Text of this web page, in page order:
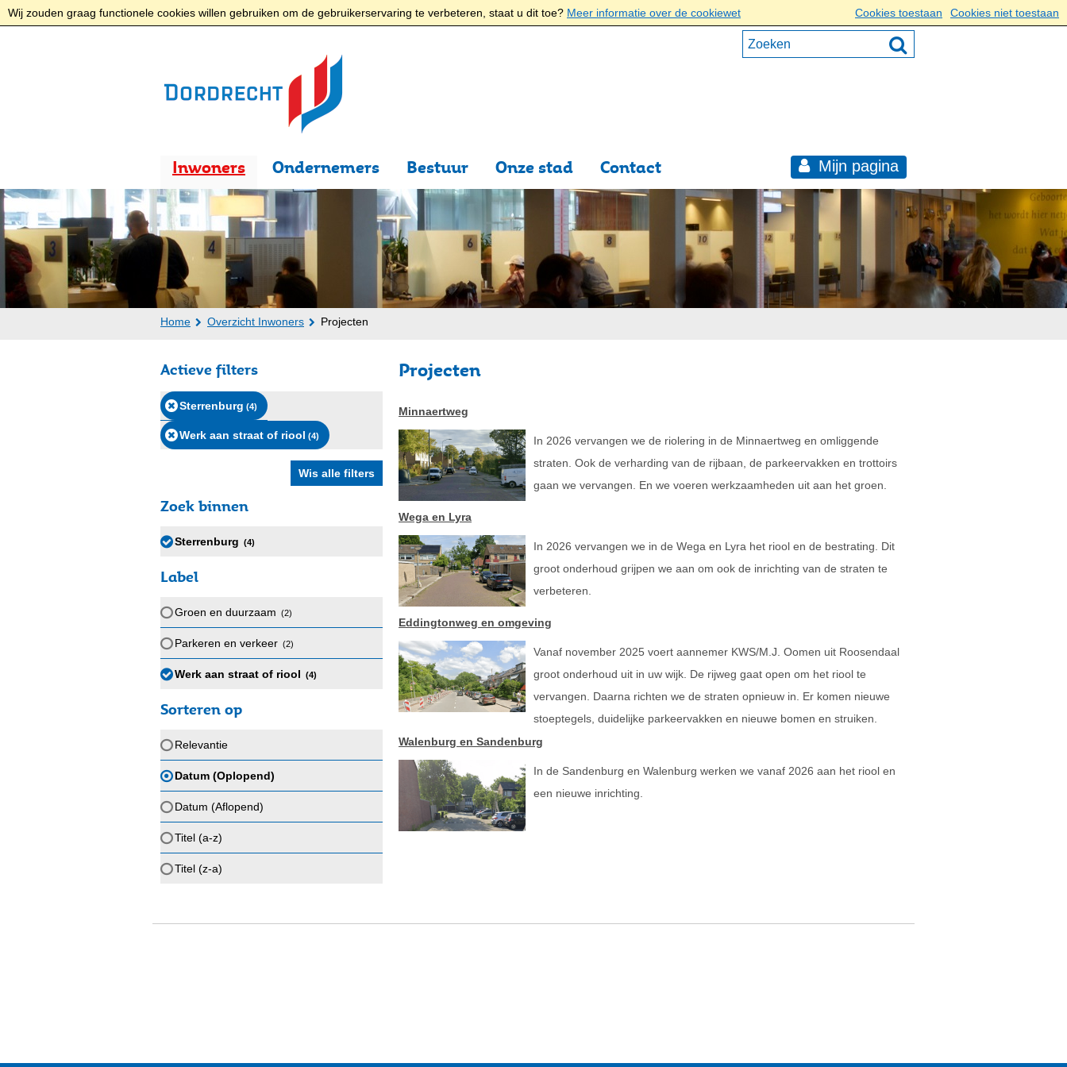
Wij zouden graag functionele cookies willen gebruiken om de gebruikerservaring te verbeteren, staat u dit toe? Meer informatie over de cookiewet Cookies toestaan Cookies niet toestaan
Inwoners Ondernemers Bestuur Onze stad Contact Mijn pagina
Home Overzicht Inwoners Projecten
Projecten
Minnaertweg
In 2026 vervangen we de riolering in de Minnaertweg en omliggende
straten. Ook de verharding van de rijbaan, de parkeervakken en trottoirs
gaan we vervangen. En we voeren werkzaamheden uit aan het groen.
Wega en Lyra
In 2026 vervangen we in de Wega en Lyra het riool en de bestrating. Dit
groot onderhoud grijpen we aan om ook de inrichting van de straten te
verbeteren.
Eddingtonweg en omgeving
Vanaf november 2025 voert aannemer KWS/M.J. Oomen uit Roosendaal
groot onderhoud uit in uw wijk. De rijweg gaat open om het riool te
vervangen. Daarna richten we de straten opnieuw in. Er komen nieuwe
stoeptegels, duidelijke parkeervakken en nieuwe bomen en struiken.
Walenburg en Sandenburg
In de Sandenburg en Walenburg werken we vanaf 2026 aan het riool en
een nieuwe inrichting.
Actieve filters
Sterrenburg (4)
Werk aan straat of riool (4)
Zoek binnen
Sterrenburg (4)
Label
Groen en duurzaam (2)
Parkeren en verkeer (2)
Werk aan straat of riool (4)
Sorteren op
Relevantie
Datum (Oplopend)
Datum (Aflopend)
Titel (a-z)
Titel (z-a)